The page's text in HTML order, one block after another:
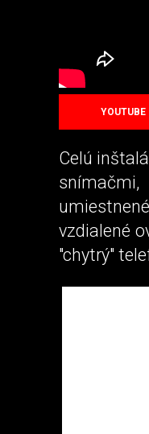
YOUTUBE
Celú
vzdialené
"chytrý"